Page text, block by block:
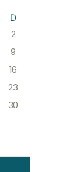
D
2
9
16
23
30